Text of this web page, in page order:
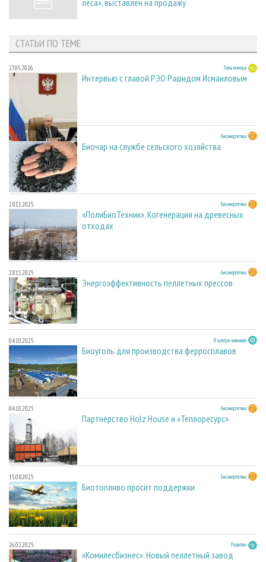
СТАТЬИ ПО ТЕМЕ
27.05.2026 Тема номера
Интервью с главой РЭО Рашидом Исмаиловым
28.11.2025 Биоэнергетика
Биочар на службе сельского хозяйства
28.11.2025 Биоэнергетика
«ПолиБиоТехник». Когенерация на древесных
отходах
28.11.2025 Биоэнергетика
Энергоэффективность пеллетных прессов
04.10.2025 В центре внимания
Биоуголь для производства ферросплавов
04.10.2025 Биоэнергетика
Партнерство Holz House и «Теплоресурс»
15.08.2025 Биоэнергетика
Биотопливо просит поддержки
26.02.2025 Развитие
«Комилесбизнес». Новый пеллетный завод